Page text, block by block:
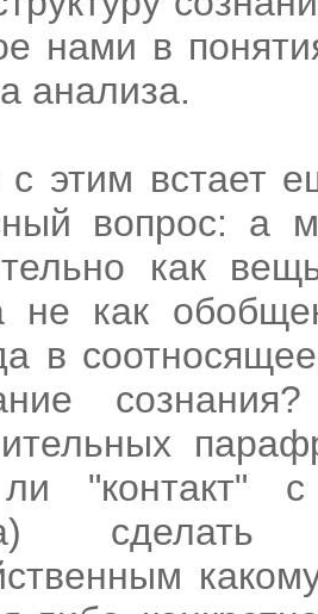
нами в
анализа.
с этим встает
вопрос: а
как
как
в
"контакт"
сделать